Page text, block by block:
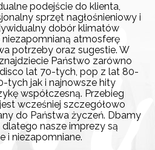
podejście do klienta,
sprzęt nagłośnieniowy i
dobór klimatów
atmosferę
potrzeby oraz sugestie. W
Państwo zarówno
lat 70-tych, pop z lat 80-
tych jak i najnowsze hity
współczesną. Przebieg
wcześniej szczegółowo
do Państwa życzeń. Dbamy
nasze imprezy są
i niezapomniane.